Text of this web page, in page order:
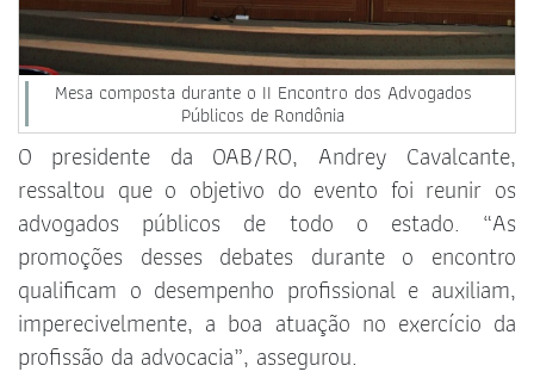
Mesa composta durante o II Encontro dos Advogados
Públicos de Rondônia
O presidente da OAB/RO, Andrey Cavalcante,
ressaltou que o objetivo do evento foi reunir os
advogados públicos de todo o estado. “As
promoções desses debates durante o encontro
qualificam o desempenho profissional e auxiliam,
imperecivelmente, a boa atuação no exercício da
profissão da advocacia”, assegurou.